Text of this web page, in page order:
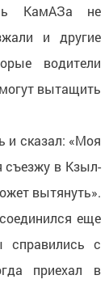
КамАЗа не
и другие
водители
вытащить
и сказал: «Моя
съезжу в Кзыл-
вытянуть».
еще
с
приехал в